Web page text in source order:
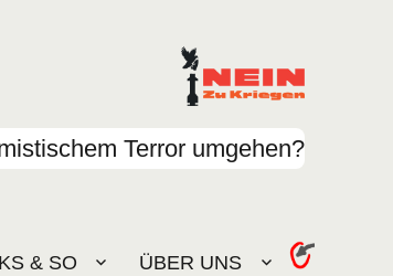
Terror umgehen?
& SO ÜBER UNS